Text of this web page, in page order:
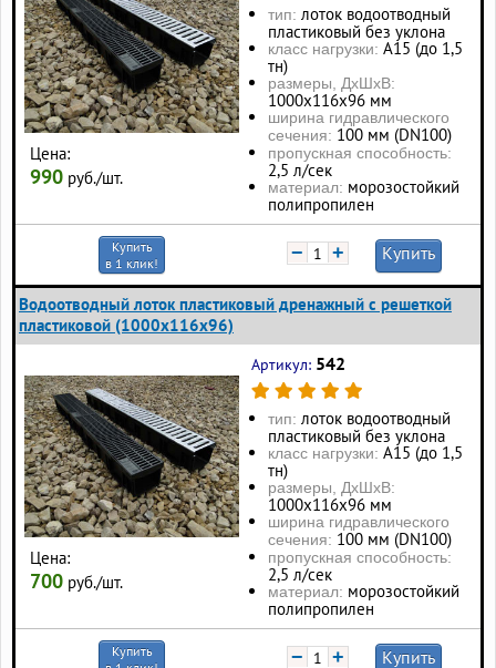
Цена:
990 руб./шт.
тип: лоток водоотводный
пластиковый без уклона
класс нагрузки: А15 (до 1,5
тн)
размеры, ДхШхВ:
1000х116х96 мм
ширина гидравлического
сечения: 100 мм (DN100)
пропускная способность:
2,5 л/сек
материал: морозостойкий
полипропилен
Купить
в 1 клик!
− + Купить
Водоотводный лоток пластиковый дренажный с решеткой
пластиковой (1000x116x96)
Цена:
700 руб./шт.
Артикул: 542
тип: лоток водоотводный
пластиковый без уклона
класс нагрузки: А15 (до 1,5
тн)
размеры, ДхШхВ:
1000х116х96 мм
ширина гидравлического
сечения: 100 мм (DN100)
пропускная способность:
2,5 л/сек
материал: морозостойкий
полипропилен
Купить
− + Купить